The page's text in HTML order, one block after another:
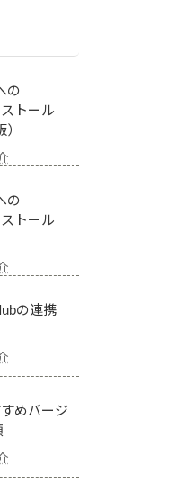
の
トール
）
の
トール
の連携
めバージ